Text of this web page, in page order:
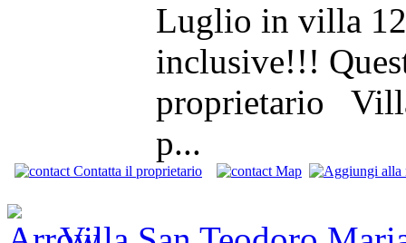
Luglio in villa 12
inclusive!!!
proprietario
p...
Contatta il proprietario Map